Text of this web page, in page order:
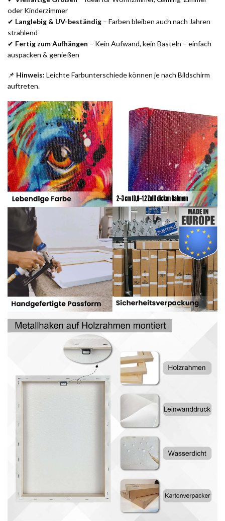
oder Kinderzimmer
✔ Langlebig & UV-beständig – Farben bleiben auch nach Jahren
strahlend
✔ Fertig zum Aufhängen – Kein Aufwand, kein Basteln – einfach
auspacken & genießen
📌 Hinweis: Leichte Farbunterschiede können je nach Bildschirm
auftreten.